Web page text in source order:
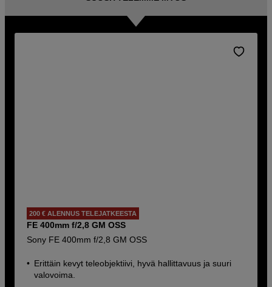
200 € ALENNUS TELEJATKEESTA
FE 400mm f/2,8 GM OSS
Sony FE 400mm f/2,8 GM OSS
Erittäin kevyt teleobjektiivi, hyvä hallittavuus ja suuri
valovoima.